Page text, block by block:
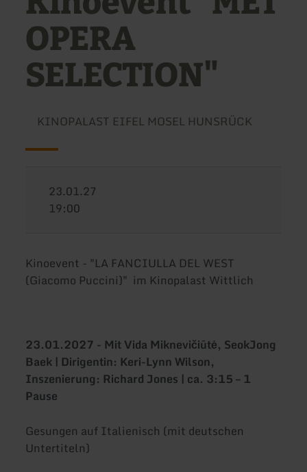
OPERA
SELECTION"
KINOPALAST EIFEL MOSEL HUNSRÜCK
23.01.27
19:00
Kinoevent - "LA FANCIULLA DEL WEST
(Giacomo Puccini)" im Kinopalast Wittlich
23.01.2027 - Mit Vida Miknevičiūtė, SeokJong
Baek | Dirigentin: Keri-Lynn Wilson,
Inszenierung: Richard Jones | ca. 3:15 – 1
Pause
Gesungen auf Italienisch (mit deutschen
Untertiteln)